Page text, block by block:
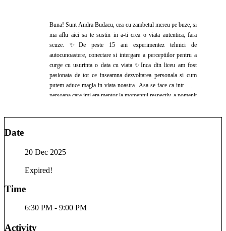
Buna! Sunt Andra Budacu, cea cu zambetul mereu pe buze, si
ma aflu aici sa te sustin in a-ti crea o viata autentica, fara
scuze. ✨De peste 15 ani experimentez tehnici de
autocunoastere, conectare si intergare a perceptiilor pentru a
curge cu usurinta o data cu viata ✨Inca din liceu am fost
pasionata de tot ce inseamna dezvoltarea personala si cum
putem aduce magia in viata noastra. Asa se face ca intr-o zi,
persoana care imi era mentor la momentul respectiv, a pomenit
cunoscut sub numele de Vision Board). Ce pot spune este ca
Harta, nu simteam NIMIC. Habar nu aveam ce imi doresc cu
adevarat de la viata, asa ca “impumutam” dorinte de peste tot.
ne dorim cu adevarat? ✨Sunt consilier in dezvoltare
Date
20 Dec 2025
Expired!
Time
6:30 PM - 9:00 PM
Activity